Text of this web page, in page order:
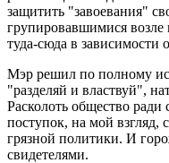
защитить "завоевания"
групировавшимися
туда-сюда в зависимости
Мэр решил по полному
"разделяй и властвуй",
Расколоть общество ради
поступок, на мой взгляд,
грязной политики. И
свидетелями.